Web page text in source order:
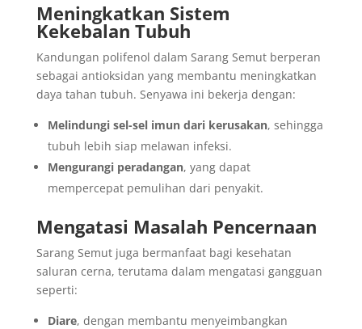
Meningkatkan Sistem
Kekebalan Tubuh
Kandungan polifenol dalam Sarang Semut berperan
sebagai antioksidan yang membantu meningkatkan
daya tahan tubuh. Senyawa ini bekerja dengan:
Melindungi sel-sel imun dari kerusakan, sehingga
tubuh lebih siap melawan infeksi.
Mengurangi peradangan, yang dapat
mempercepat pemulihan dari penyakit.
Mengatasi Masalah Pencernaan
Sarang Semut juga bermanfaat bagi kesehatan
saluran cerna, terutama dalam mengatasi gangguan
seperti:
Diare, dengan membantu menyeimbangkan